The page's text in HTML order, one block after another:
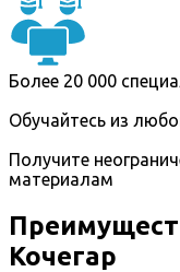
Более 20 000
Обучайтесь из
Получите
материалам
Кочегар